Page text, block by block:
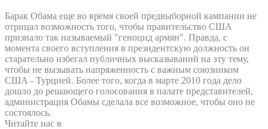
Барак Обама еще во время своей предвыборной кампании не
отрицал возможность того, чтобы правительство США
признало так называемый "геноцид армян". Правда, с
момента своего вступления в президентскую должность он
старательно избегал публичных высказываний на эту тему,
чтобы не вызывать напряженность с важным союзником
США - Турцией. Более того, когда в марте 2010 года дело
дошло до решающего голосования в палате представителей,
администрация Обамы сделала все возможное, чтобы оно не
состоялось.
Читайте нас в